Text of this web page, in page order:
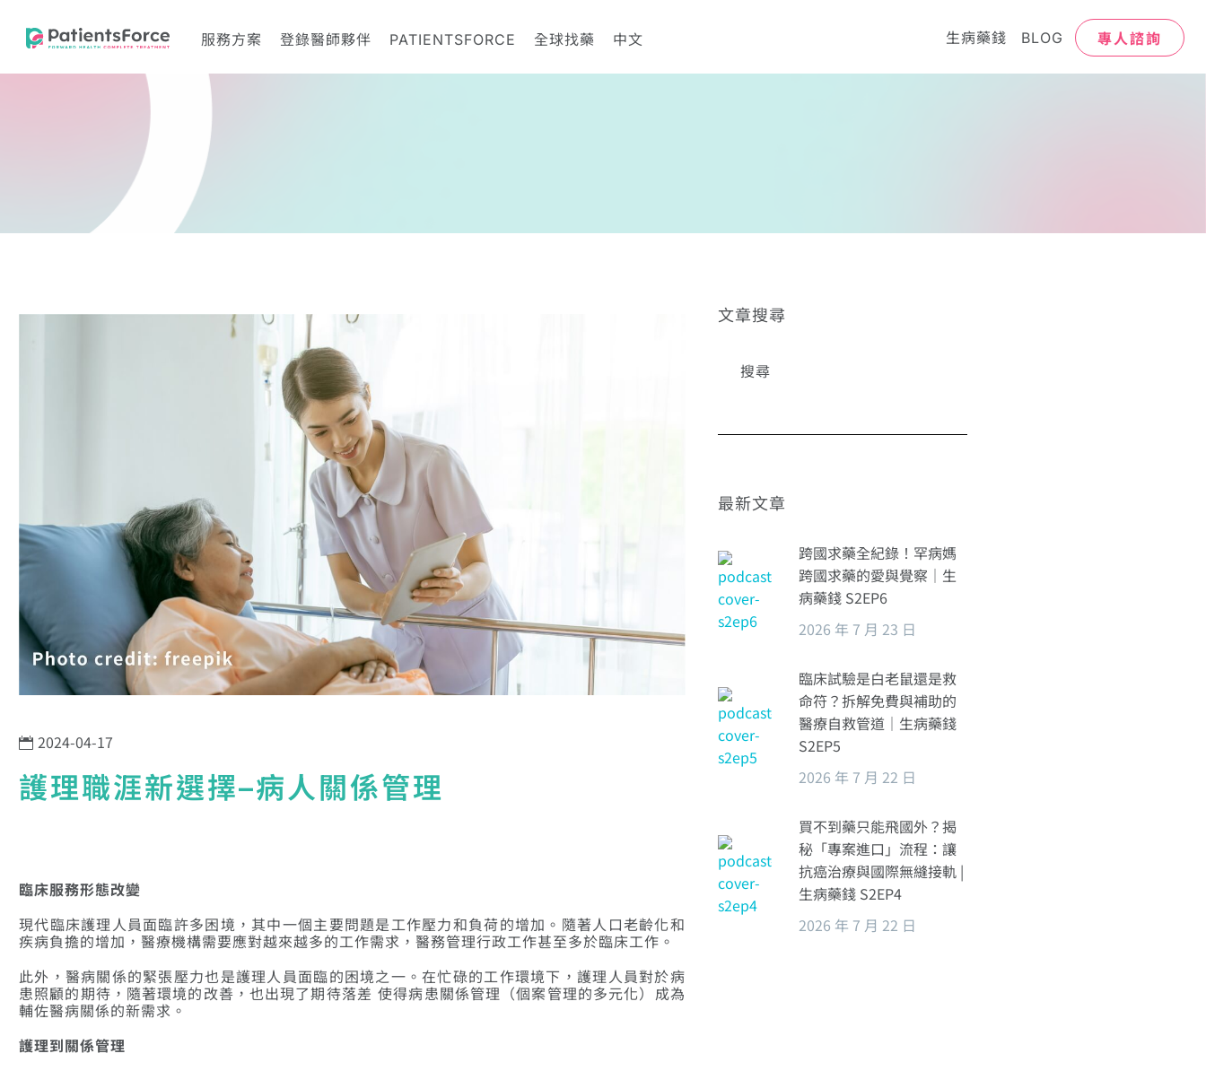
服務方案 登錄醫師夥伴 PATIENTSFORCE 全球找藥 中文 生病藥錢 BLOG 專人諮詢
2024-04-17
護理職涯新選擇–病人關係管理
臨床服務形態改變
現代臨床護理人員面臨許多困境，其中一個主要問題是工作壓力和負荷的增加。隨著人口老齡化和
疾病負擔的增加，醫療機構需要應對越來越多的工作需求，醫務管理行政工作甚至多於臨床工作。
此外，醫病關係的緊張壓力也是護理人員面臨的困境之一。在忙碌的工作環境下，護理人員對於病
患照顧的期待，隨著環境的改善，也出現了期待落差 使得病患關係管理（個案管理的多元化）成為
輔佐醫病關係的新需求。
護理到關係管理
文章搜尋
最新文章
跨國求藥全紀錄！罕病媽
跨國求藥的愛與覺察｜生
病藥錢 S2EP6
2026 年 7 月 23 日
臨床試驗是白老鼠還是救
命符？拆解免費與補助的
醫療自救管道｜生病藥錢
S2EP5
2026 年 7 月 22 日
買不到藥只能飛國外？揭
秘「專案進口」流程：讓
抗癌治療與國際無縫接軌 |
生病藥錢 S2EP4
2026 年 7 月 22 日